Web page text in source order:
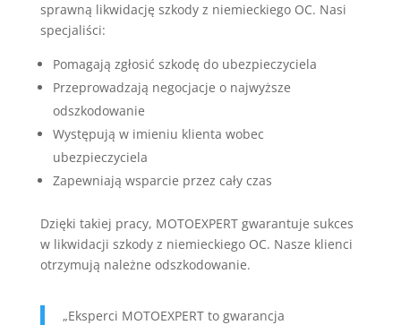
sprawną likwidację szkody z niemieckiego OC. Nasi
specjaliści:
Pomagają zgłosić szkodę do ubezpieczyciela
Przeprowadzają negocjacje o najwyższe
odszkodowanie
Występują w imieniu klienta wobec
ubezpieczyciela
Zapewniają wsparcie przez cały czas
Dzięki takiej pracy, MOTOEXPERT gwarantuje sukces
w likwidacji szkody z niemieckiego OC. Nasze klienci
otrzymują należne odszkodowanie.
„Eksperci MOTOEXPERT to gwarancja